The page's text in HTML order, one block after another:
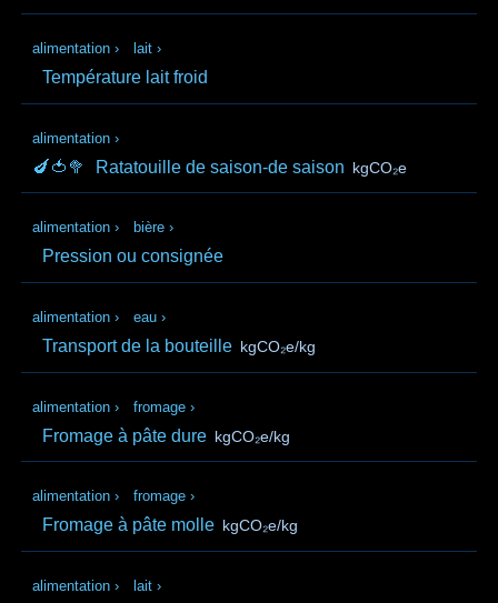
alimentation › lait ›
Température lait froid
alimentation ›
🍆🍅🥦 Ratatouille de saison-de saison kgCO₂e
alimentation › bière ›
Pression ou consignée
alimentation › eau ›
Transport de la bouteille kgCO₂e/kg
alimentation › fromage ›
Fromage à pâte dure kgCO₂e/kg
alimentation › fromage ›
Fromage à pâte molle kgCO₂e/kg
alimentation › lait ›